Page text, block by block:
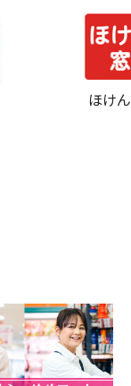
ほけ